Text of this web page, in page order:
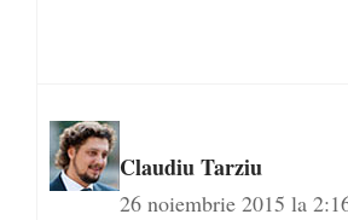
Claudiu Tarziu
26 noiembrie 2015 la